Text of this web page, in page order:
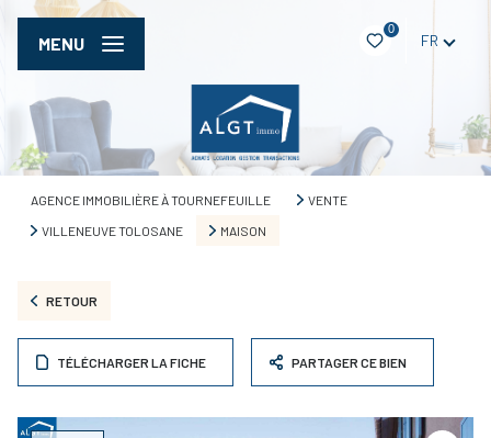
0
FR
MENU
AGENCE IMMOBILIÈRE À TOURNEFEUILLE
VENTE
VILLENEUVE TOLOSANE
MAISON
RETOUR
TÉLÉCHARGER LA FICHE PARTAGER CE BIEN